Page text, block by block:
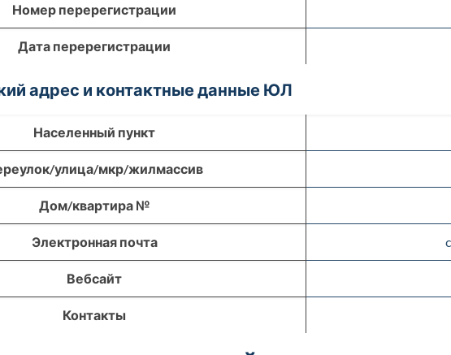
Номер перерегистрации
Дата перерегистрации
адрес и контактные данные ЮЛ
Населенный пункт
улица/мкр/жилмассив
Дом/квартира №
Электронная почта
Вебсайт
Контакты